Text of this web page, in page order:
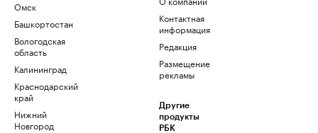
Омск
Башкортостан
Вологодская
область
Калининград
Краснодарский
край
Нижний
Новгород
Контактная
информация
Редакция
Размещение
рекламы
Другие
продукты
РБК